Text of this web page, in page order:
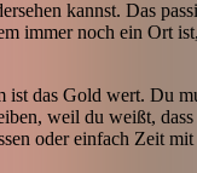
kannst. Das
immer noch ein Ort
ist das Gold wert. Du
weil du weißt,
oder einfach Zeit